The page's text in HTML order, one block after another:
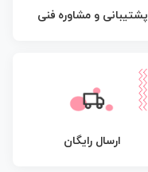
پشتیبانی و مشاوره فنی
ارسال رایگان